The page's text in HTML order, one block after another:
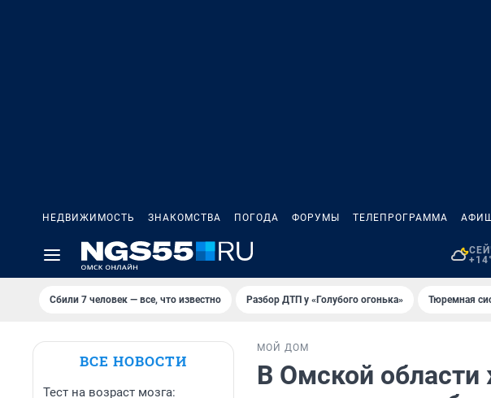
НЕДВИЖИМОСТЬ ЗНАКОМСТВА ПОГОДА ФОРУМЫ ТЕЛЕПРОГРАММА
Сбили 7 человек — все, что известно Разбор ДТП у «Голубого огонька» Тюремная
ВСЕ НОВОСТИ
Тест на возраст мозга:
МОЙ ДОМ
В Омской области